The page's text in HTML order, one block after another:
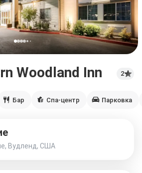
Woodland Inn 2
Бар Спа-центр Парковка
Вудленд, США